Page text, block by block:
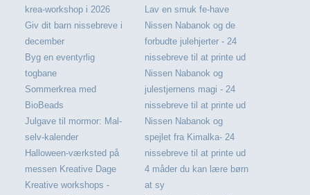
krea-workshop i 2026
Giv dit barn nissebreve i
december
Byg en eventyrlig
togbane
Sommerkrea med
BioBeads
Julgave til mormor: Mal-
selv-kalender
Halloween-værksted på
messen Kreative Dage
Kreative workshops -
Lav en smuk fe-have
Nissen Nabanok og de
forbudte julehjerter - 24
nissebreve til at printe ud
Nissen Nabanok og
julestjernens magi - 24
nissebreve til at printe ud
Nissen Nabanok og
spejlet fra Kimalka- 24
nissebreve til at printe ud
4 måder du kan lære børn
at sy